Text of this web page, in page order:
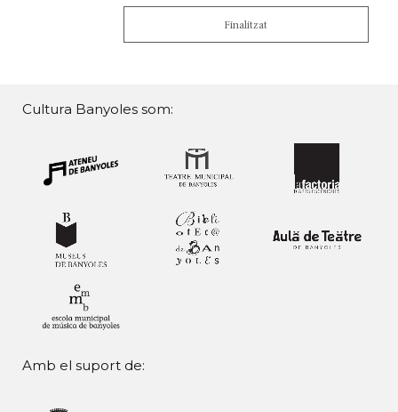
Finalitzat
Cultura Banyoles som:
Amb el suport de: